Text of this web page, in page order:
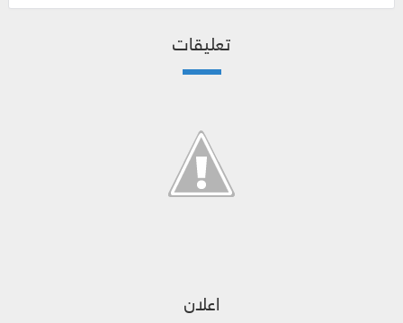
تعليقات
اعلان